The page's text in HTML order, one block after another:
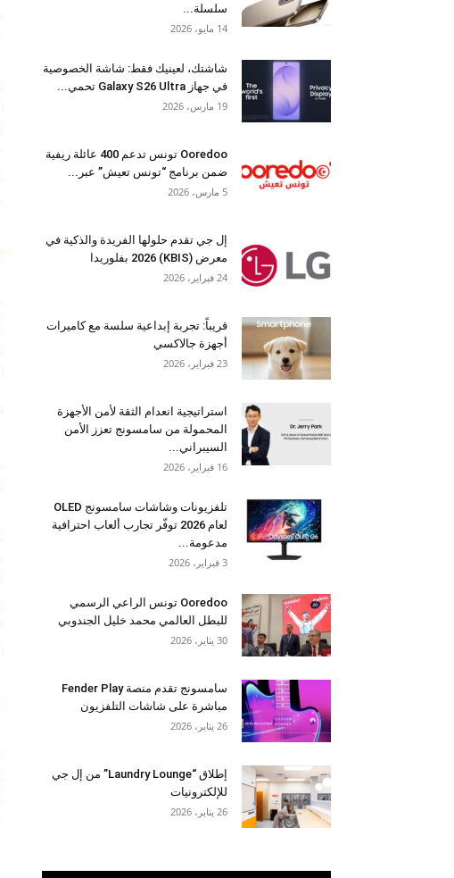
سلسلة...
14 مايو، 2026
شاشتك، لعينيك فقط: شاشة الخصوصية
في جهاز Galaxy S26 Ultra تحمي...
19 مارس، 2026
Ooredoo تونس تدعم 400 عائلة ريفية
ضمن برنامج “تونس تعيش” عبر...
5 مارس، 2026
إل جي تقدم حلولها الفريدة والذكية في
معرض (KBIS) 2026 بفلوريدا
24 فبراير، 2026
قريباً: تجربة إبداعية سلسة مع كاميرات
أجهزة جالاكسي
23 فبراير، 2026
استراتيجية انعدام الثقة لأمن الأجهزة
المحمولة من سامسونج تعزز الأمن
السيبراني...
16 فبراير، 2026
تلفزيونات وشاشات سامسونج OLED
لعام 2026 توفّر تجارب ألعاب احترافية
مدعومة...
3 فبراير، 2026
Ooredoo تونس الراعي الرسمي
للبطل العالمي محمد خليل الجندوبي
30 يناير، 2026
سامسونج تقدم منصة Fender Play
مباشرة على شاشات التلفزيون
26 يناير، 2026
إطلاق “Laundry Lounge” من إل جي
للإلكترونيات
26 يناير، 2026